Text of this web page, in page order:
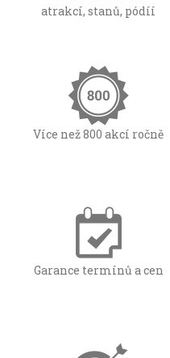
atrakcí, stanů, pódíí
Více než 800 akcí ročně
Garance termínů a cen